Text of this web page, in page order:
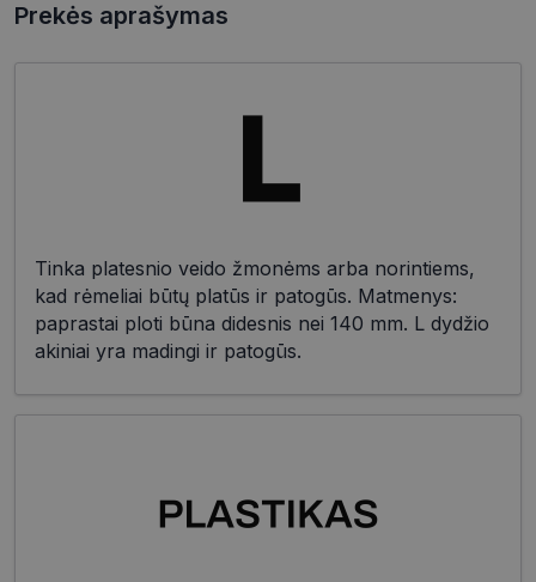
Prekės aprašymas
Tinka platesnio veido žmonėms arba norintiems,
kad rėmeliai būtų platūs ir patogūs. Matmenys:
paprastai ploti būna didesnis nei 140 mm. L dydžio
akiniai yra madingi ir patogūs.